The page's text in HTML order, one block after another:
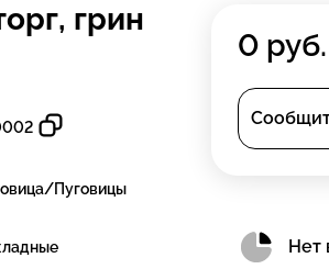
грин
Пуговицы
0 руб.
Нет